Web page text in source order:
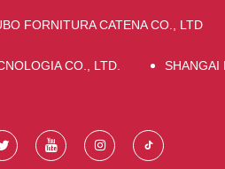
FORNITURA CATENA CO., LTD
CO., LTD. SHANGAI